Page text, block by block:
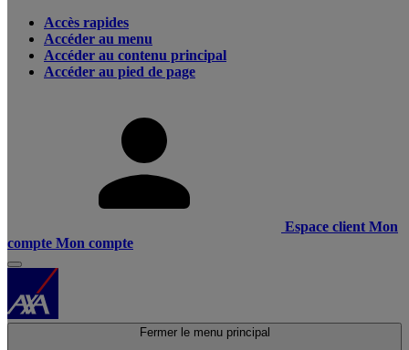
Accès rapides
Accéder au menu
Accéder au contenu principal
Accéder au pied de page
Espace client Mon
compte Mon compte
Fermer le menu principal